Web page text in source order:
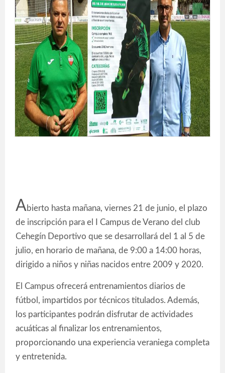
Abierto hasta mañana, viernes 21 de junio, el plazo
de inscripción para el I Campus de Verano del club
Cehegín Deportivo que se desarrollará del 1 al 5 de
julio, en horario de mañana, de 9:00 a 14:00 horas,
dirigido a niños y niñas nacidos entre 2009 y 2020.
El Campus ofrecerá entrenamientos diarios de
fútbol, impartidos por técnicos titulados. Además,
los participantes podrán disfrutar de actividades
acuáticas al finalizar los entrenamientos,
proporcionando una experiencia veraniega completa
y entretenida.